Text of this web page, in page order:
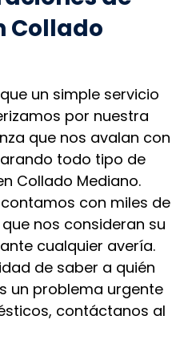
Collado
un simple servicio
por nuestra
que nos avalan con
todo tipo de
Collado Mediano.
con miles de
nos consideran su
cualquier avería.
de saber a quién
un problema urgente
contáctanos al